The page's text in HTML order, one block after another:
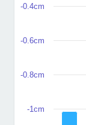
-1cm
-0.8cm
-0.6cm
-0.4cm